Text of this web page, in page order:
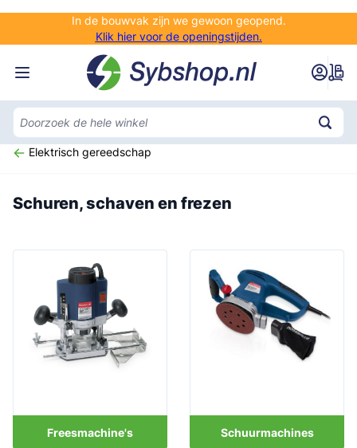
In de bouwvak zijn we gewoon geopend.
Klik hier voor de openingstijden.
Elektrisch gereedschap
Schuren, schaven en frezen
Freesmachine's Schuurmachines